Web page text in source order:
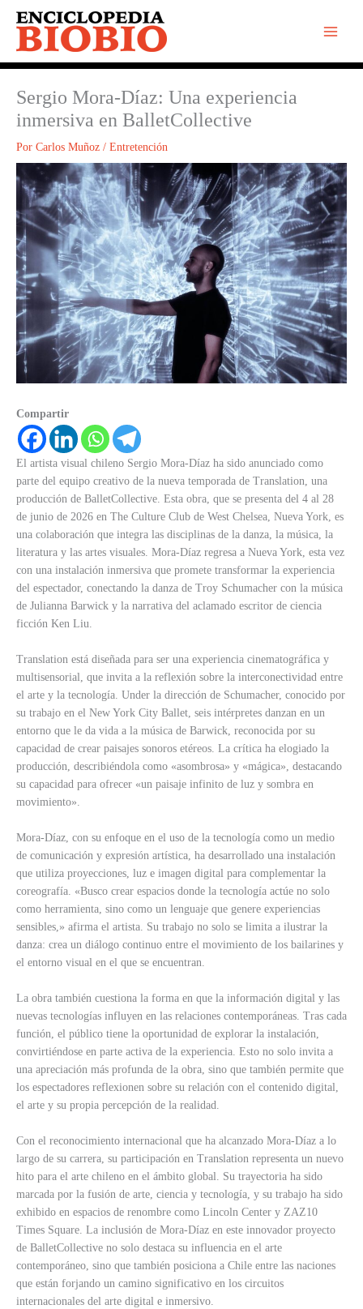
contenido
Sergio Mora-Díaz: Una experiencia
inmersiva en BalletCollective
Por Carlos Muñoz / Entretención
Compartir
El artista visual chileno Sergio Mora-Díaz ha sido anunciado como
parte del equipo creativo de la nueva temporada de Translation, una
producción de BalletCollective. Esta obra, que se presenta del 4 al 28
de junio de 2026 en The Culture Club de West Chelsea, Nueva York, es
una colaboración que integra las disciplinas de la danza, la música, la
literatura y las artes visuales. Mora-Díaz regresa a Nueva York, esta vez
con una instalación inmersiva que promete transformar la experiencia
del espectador, conectando la danza de Troy Schumacher con la música
de Julianna Barwick y la narrativa del aclamado escritor de ciencia
ficción Ken Liu.
Translation está diseñada para ser una experiencia cinematográfica y
multisensorial, que invita a la reflexión sobre la interconectividad entre
el arte y la tecnología. Under la dirección de Schumacher, conocido por
su trabajo en el New York City Ballet, seis intérpretes danzan en un
entorno que le da vida a la música de Barwick, reconocida por su
capacidad de crear paisajes sonoros etéreos. La crítica ha elogiado la
producción, describiéndola como «asombrosa» y «mágica», destacando
su capacidad para ofrecer «un paisaje infinito de luz y sombra en
movimiento».
Mora-Díaz, con su enfoque en el uso de la tecnología como un medio
de comunicación y expresión artística, ha desarrollado una instalación
que utiliza proyecciones, luz e imagen digital para complementar la
coreografía. «Busco crear espacios donde la tecnología actúe no solo
como herramienta, sino como un lenguaje que genere experiencias
sensibles,» afirma el artista. Su trabajo no solo se limita a ilustrar la
danza: crea un diálogo continuo entre el movimiento de los bailarines y
el entorno visual en el que se encuentran.
La obra también cuestiona la forma en que la información digital y las
nuevas tecnologías influyen en las relaciones contemporáneas. Tras cada
función, el público tiene la oportunidad de explorar la instalación,
convirtiéndose en parte activa de la experiencia. Esto no solo invita a
una apreciación más profunda de la obra, sino que también permite que
los espectadores reflexionen sobre su relación con el contenido digital,
el arte y su propia percepción de la realidad.
Con el reconocimiento internacional que ha alcanzado Mora-Díaz a lo
largo de su carrera, su participación en Translation representa un nuevo
hito para el arte chileno en el ámbito global. Su trayectoria ha sido
marcada por la fusión de arte, ciencia y tecnología, y su trabajo ha sido
exhibido en espacios de renombre como Lincoln Center y ZAZ10
Times Square. La inclusión de Mora-Díaz en este innovador proyecto
de BalletCollective no solo destaca su influencia en el arte
contemporáneo, sino que también posiciona a Chile entre las naciones
que están forjando un camino significativo en los circuitos
internacionales del arte digital e inmersivo.